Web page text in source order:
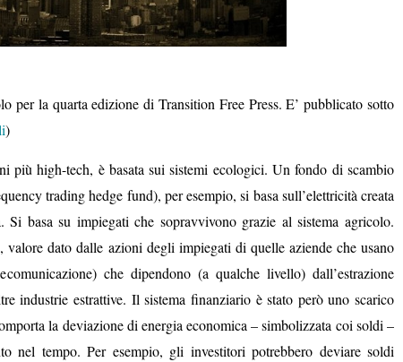
per la quarta edizione di Transition Free Press. E’ pubblicato sotto
)
più high-tech, è basata sui sistemi ecologici. Un fondo di scambio
trading hedge fund), per esempio, si basa sull’elettricità creata
Si basa su impiegati che sopravvivono grazie al sistema agricolo.
dato dalle azioni degli impiegati di quelle aziende che usano
che dipendono (a qualche livello) dall’estrazione
industrie estrattive. Il sistema finanziario è stato però uno scarico
la deviazione di energia economica – simbolizzata coi soldi –
nel tempo. Per esempio, gli investitori potrebbero deviare soldi